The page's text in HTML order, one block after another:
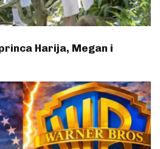
Harija, Megan i